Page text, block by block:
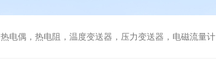
热电偶，热电阻，温度变送器，压力变送器，电磁流量计